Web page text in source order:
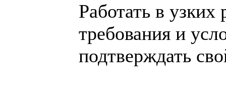
Работать в узких
требования и
подтверждать